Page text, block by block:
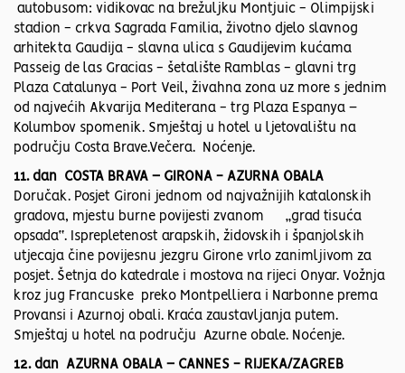
autobusom: vidikovac na brežuljku Montjuic - Olimpijski
stadion - crkva Sagrada Familia, životno djelo slavnog
arhitekta Gaudija - slavna ulica s Gaudijevim kućama
Passeig de las Gracias - šetalište Ramblas - glavni trg
Plaza Catalunya - Port Veil, živahna zona uz more s jednim
od najvećih Akvarija Mediterana - trg Plaza Espanya –
Kolumbov spomenik. Smještaj u hotel u ljetovalištu na
području Costa Brave.Večera. Noćenje.
11. dan COSTA BRAVA – GIRONA - AZURNA OBALA
Doručak. Posjet Gironi jednom od najvažnijih katalonskih
gradova, mjestu burne povijesti zvanom „grad tisuća
opsada“. Isprepletenost arapskih, židovskih i španjolskih
utjecaja čine povijesnu jezgru Girone vrlo zanimljivom za
posjet. Šetnja do katedrale i mostova na rijeci Onyar. Vožnja
kroz jug Francuske preko Montpelliera i Narbonne prema
Provansi i Azurnoj obali. Kraća zaustavljanja putem.
Smještaj u hotel na području Azurne obale. Noćenje.
12. dan AZURNA OBALA – CANNES - RIJEKA/ZAGREB